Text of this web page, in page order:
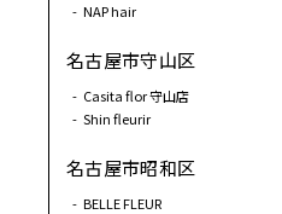
NAP hair
名古屋市守山区
Casita ﬂor 守山店
Shin ﬂeurir
名古屋市昭和区
BELLE FLEUR